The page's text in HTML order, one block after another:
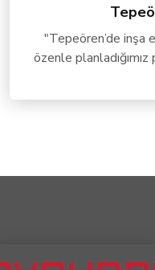
"Tepeören’de inşa
özenle planladığımız